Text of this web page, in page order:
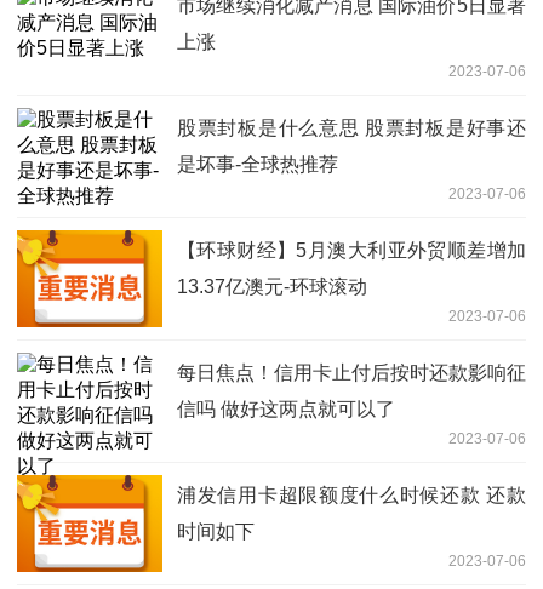
市场继续消化减产消息 国际油价5日显著
上涨
2023-07-06
股票封板是什么意思 股票封板是好事还
是坏事-全球热推荐
2023-07-06
【环球财经】5月澳大利亚外贸顺差增加
13.37亿澳元-环球滚动
2023-07-06
每日焦点！信用卡止付后按时还款影响征
信吗 做好这两点就可以了
2023-07-06
浦发信用卡超限额度什么时候还款 还款
时间如下
2023-07-06